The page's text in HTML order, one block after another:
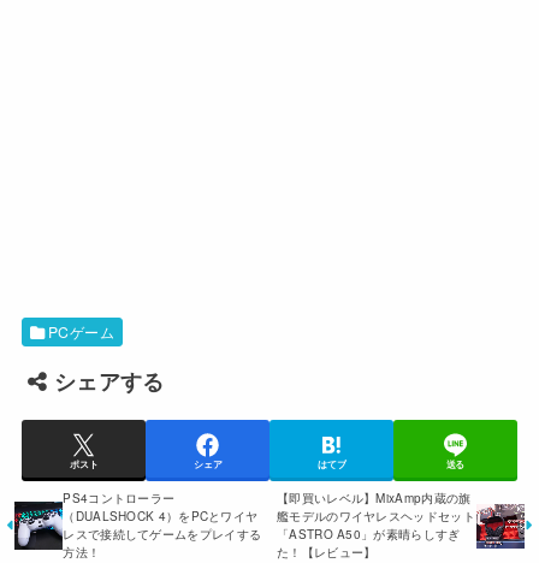
PCゲーム
シェアする
ポスト シェア はてブ 送る
PS4コントローラー
（DUALSHOCK 4）をPCとワイヤ
レスで接続してゲームをプレイする
方法！
【即買いレベル】MixAmp内蔵の旗
艦モデルのワイヤレスヘッドセット
「ASTRO A50」が素晴らしすぎ
た！【レビュー】